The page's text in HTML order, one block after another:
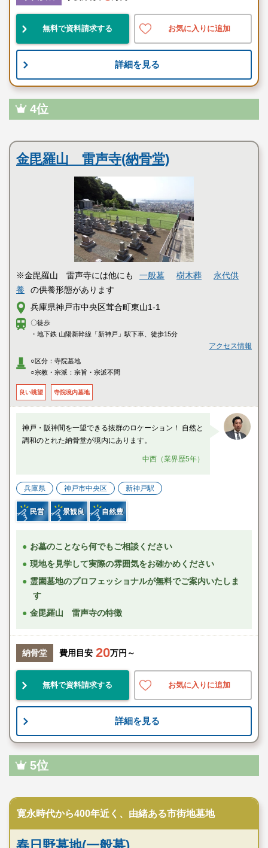
無料で資料請求する お気に入りに追加
詳細を見る
4位
金毘羅山 雷声寺(納骨堂)
※金毘羅山 雷声寺には他にも 一般墓 樹木葬
永代供
養
の供養形態があります
兵庫県神戸市中央区茸合町東山1-1
〇徒歩
・地下鉄 山陽新幹線「新神戸」駅下車、徒歩15分
アクセス情報
○区分：寺院墓地
○宗教・宗派：宗旨・宗派不問
良い眺望 寺院境内墓地
神戸・阪神間を一望できる抜群のロケーション！ 自然と
調和のとれた納骨堂が境内にあります。
中西（業界歴5年）
兵庫県 神戸市中央区 新神戸駅
民営 景観良 自然豊
お墓のことなら何でもご相談ください
現地を見学して実際の雰囲気をお確かめください
霊園墓地のプロフェッショナルが無料でご案内いたしま
す
金毘羅山 雷声寺の特徴
納骨堂 費用目安 20万円～
無料で資料請求する お気に入りに追加
詳細を見る
5位
寛永時代から400年近く、由緒ある市街地墓地